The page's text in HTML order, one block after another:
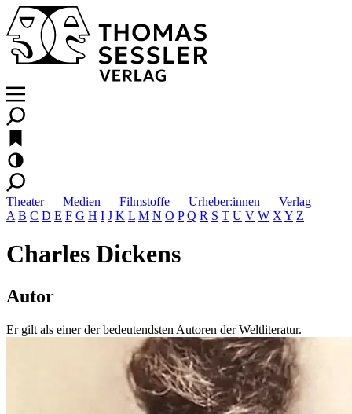
Theater Medien Filmstoffe Urheber:innen
Verlag
A B C D E F G H I J K L M N O P Q R S T U V W X Y Z
Charles Dickens
Autor
Er gilt als einer der bedeutendsten Autoren der Weltliteratur.